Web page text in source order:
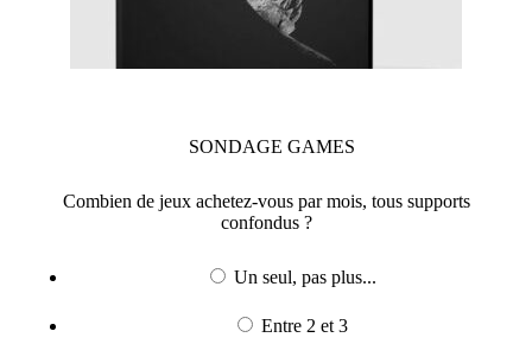
SONDAGE GAMES
Combien de jeux achetez-vous par mois, tous supports
confondus ?
Un seul, pas plus...
Entre 2 et 3